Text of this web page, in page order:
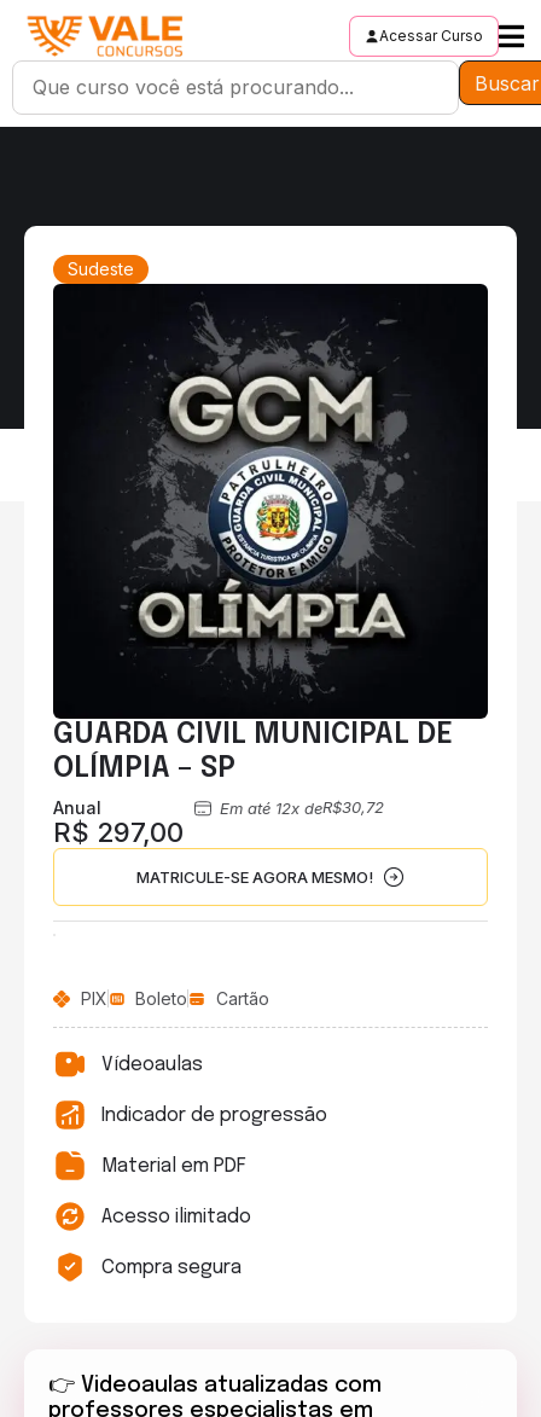
Acessar Curso
Buscar
👉 Videoaulas atualizadas com
professores especialistas em
Sudeste
GUARDA CIVIL MUNICIPAL DE
OLÍMPIA – SP
Anual
R$ 297,00
Em até 12x deR$30,72
MATRICULE-SE AGORA MESMO!
PIX Boleto Cartão
Vídeoaulas
Indicador de progressão
Material em PDF
Acesso ilimitado
Compra segura